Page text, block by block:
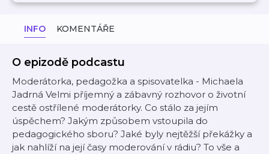
INFO KOMENTÁŘE
O epizodě podcastu
Moderátorka, pedagožka a spisovatelka - Michaela
Jadrná Velmi příjemný a zábavný rozhovor o životní
cestě ostřílené moderátorky. Co stálo za jejím
úspěchem? Jakým způsobem vstoupila do
pedagogického sboru? Jaké byly nejtěžší překážky a
jak nahlíží na její časy moderování v rádiu? To vše a